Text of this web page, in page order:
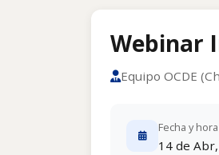
Webinar
Equipo OCDE
Fecha y hora
14 de